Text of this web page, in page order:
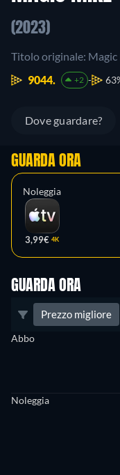
(2023)
Titolo originale: Magic
9044.
+2
Dove guardare?
GUARDA ORA
Noleggia
3,99€ 4K
GUARDA ORA
Prezzo migliore
Abbo
Noleggia